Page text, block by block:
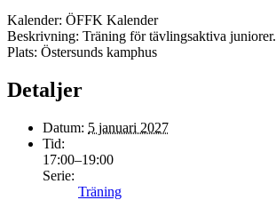
Kalender: ÖFFK Kalender
Beskrivning: Träning för tävlingsaktiva juniorer.
Plats: Östersunds kamphus
Detaljer
Datum: 5 januari 2027
Tid:
17:00–19:00
Serie:
Träning